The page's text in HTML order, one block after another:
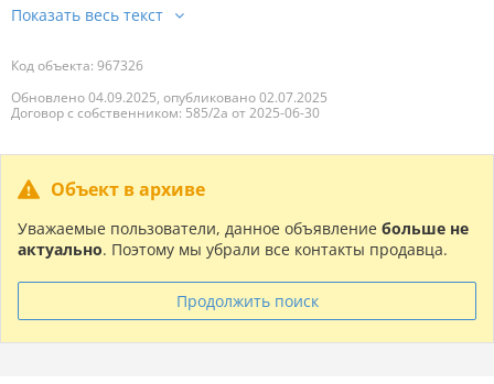
Код объекта: 967326
Обновлено 04.09.2025, опубликовано 02.07.2025
Договор с собственником: 585/2а от 2025-06-30
Объект в архиве
Уважаемые пользователи, данное объявление больше не
актуально. Поэтому мы убрали все контакты продавца.
Продолжить поиск